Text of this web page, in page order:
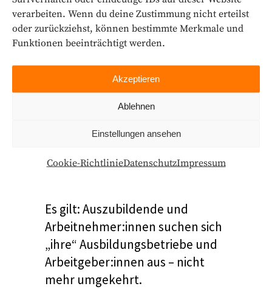
verarbeiten. Wenn du deine Zustimmung nicht erteilst
oder zurückziehst, können bestimmte Merkmale und
Funktionen beeinträchtigt werden.
Akzeptieren
Ablehnen
Einstellungen ansehen
Cookie-RichtlinieDatenschutzImpressum
Es gilt: Auszubildende und
Arbeitnehmer:innen suchen sich
„ihre“ Ausbildungsbetriebe und
Arbeitgeber:innen aus – nicht
mehr umgekehrt.